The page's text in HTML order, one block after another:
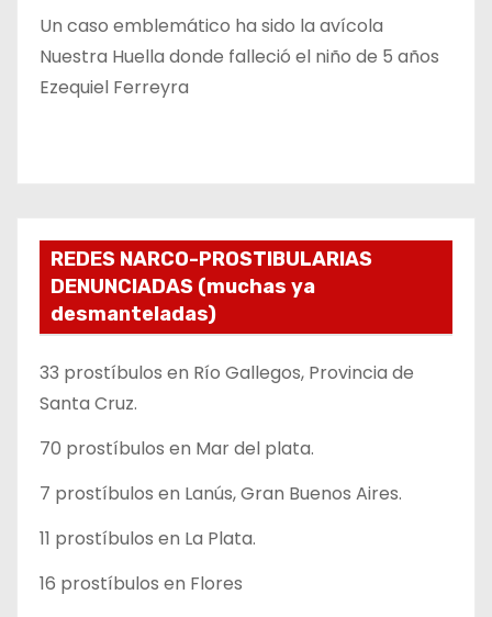
Un caso emblemático ha sido la avícola
Nuestra Huella donde falleció el niño de 5 años
Ezequiel Ferreyra
REDES NARCO-PROSTIBULARIAS
DENUNCIADAS (muchas ya
desmanteladas)
33 prostíbulos en Río Gallegos, Provincia de
Santa Cruz.
70 prostíbulos en Mar del plata.
7 prostíbulos en Lanús, Gran Buenos Aires.
11 prostíbulos en La Plata.
16 prostíbulos en Flores